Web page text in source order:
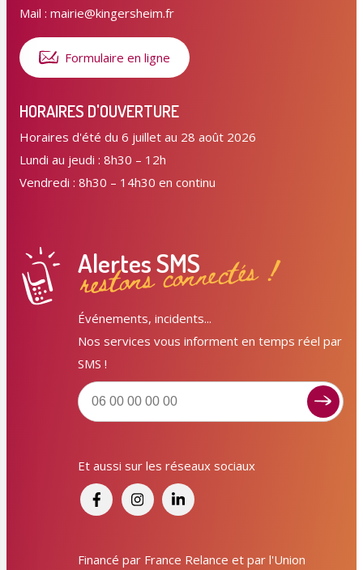
Mail : mairie@kingersheim.fr
Formulaire en ligne
HORAIRES D'OUVERTURE
Horaires d'été du 6 juillet au 28 août 2026
Lundi au jeudi : 8h30 – 12h
Vendredi : 8h30 – 14h30 en continu
Alertes SMS
restons connectés !
Événements, incidents...
Nos services vous informent en temps réel par
SMS !
Et aussi sur les réseaux sociaux
Financé par France Relance et par l'Union
Signaler un dysfonctionnement ?
Cliquez ici pour interagir avec les services de votre